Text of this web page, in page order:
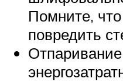
Помните,
повредить